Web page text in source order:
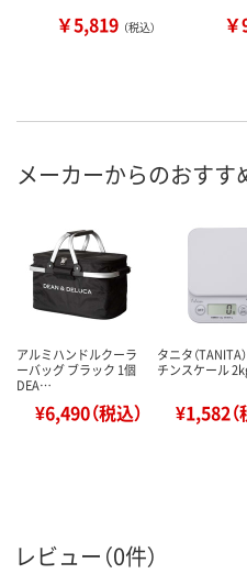
￥5,819 （税込）
メーカーからのおすす
アルミハンドルクーラ
ーバッグ ブラック 1個
DEA…
¥6,490（税込）
タニタ（TANITA
チンスケール
¥1,582（
レビュー（0件）